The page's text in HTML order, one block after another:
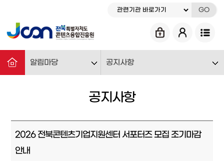
GO
알림마당 공지사항
공지사항
2026 전북콘텐츠기업지원센터 서포터즈 모집 조기마감
안내